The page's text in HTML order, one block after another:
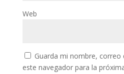
Web
Guarda mi nombre, correo
este navegador para la